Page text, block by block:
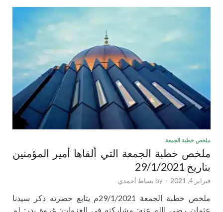
ملخص خطبة الجمعة
ملخص خطبة الجمعة التي ألقاها أمير المؤمنين
بتاريخ 29/1/2021
فبراير 4, 2021 -
by بساط أحمدي
ملخص خطبة الجمعة 29/1/2021م يتابع حضرته ذكر سيدنا
عثمان رضي الله عنه: مشاركته في الغزوات: غزوة بدر: لم